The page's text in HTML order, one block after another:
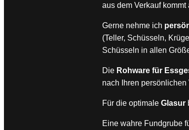
aus dem Verkauf
Gerne nehme ich
(Teller, Schüsseln,
Schüsseln in allen
Die Rohware für
nach Ihren
Für die optimaleGlasur
Eine wahre Fundgrube